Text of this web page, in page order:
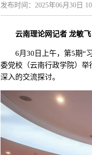
发布时间： 2025年06月30日
云南理论网记者 龙敏飞
6月30日上午，第5期“习
委党校（云南行政学院）举
深入的交流探讨。